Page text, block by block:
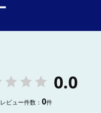
0.0
レビュー件数： 0件